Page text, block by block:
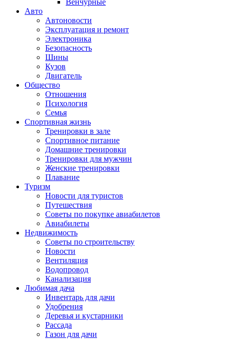
Венчурные
Авто
Автоновости
Эксплуатация и ремонт
Электроника
Безопасность
Шины
Кузов
Двигатель
Общество
Отношения
Психология
Семья
Спортивная жизнь
Тренировки в зале
Спортивное питание
Домашние тренировки
Тренировки для мужчин
Женские тренировки
Плавание
Туризм
Новости для туристов
Путешествия
Советы по покупке авиабилетов
Авиабилеты
Недвижимость
Советы по строительству
Новости
Вентиляция
Водопровод
Канализация
Любимая дача
Инвентарь для дачи
Удобрения
Деревья и кустарники
Рассада
Газон для дачи